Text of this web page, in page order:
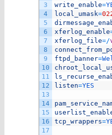
3
4
5
6
7
8
9
10
11
12
13
14
15
16
17
write_enable=
local_umask=
xferlog_enable
xferlog_file=/
ftpd_banner=
listen=YES
tcp_wrappers=